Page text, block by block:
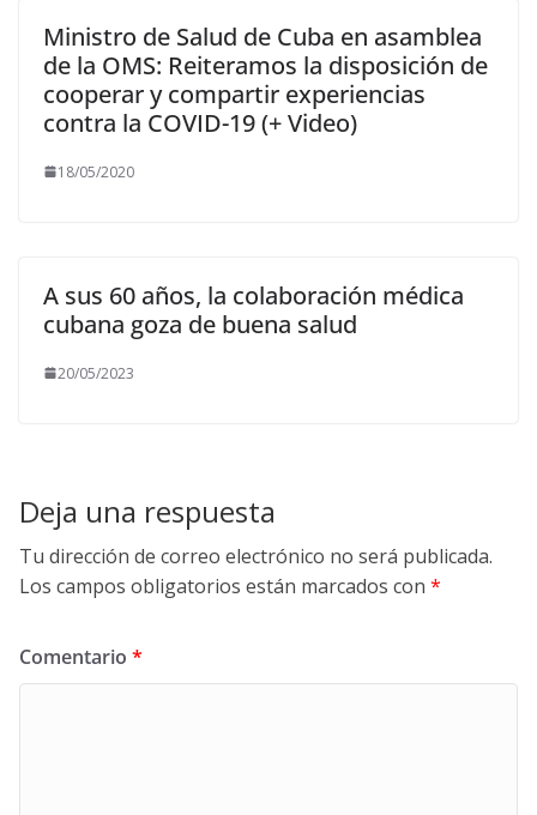
Ministro de Salud de Cuba en asamblea
de la OMS: Reiteramos la disposición de
cooperar y compartir experiencias
contra la COVID-19 (+ Video)
18/05/2020
A sus 60 años, la colaboración médica
cubana goza de buena salud
20/05/2023
Deja una respuesta
Tu dirección de correo electrónico no será publicada.
Los campos obligatorios están marcados con *
Comentario *